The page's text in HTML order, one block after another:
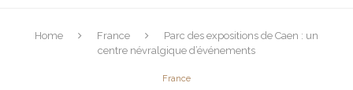
Home France
Parc des expositions de Caen : un
centre névralgique d’événements
France